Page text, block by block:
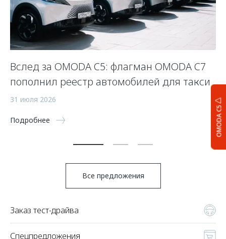
OMODA C5
Вслед за OMODA C5: флагман OMODA C7
пополнил реестр автомобилей для такси
31 июля 2026
Подробнее
5
Все предложения
Заказ тест-драйва
Спецпредложения